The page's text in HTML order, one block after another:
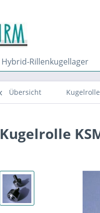
Hybrid-Rillenkugellager
Übersicht
Kugelrolle